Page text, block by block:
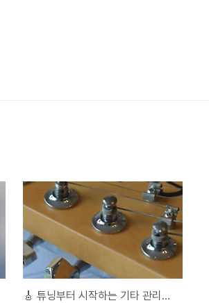
🎸 튜닝부터 시작하는 기타 관리와 완벽한 음정 유지 꿀팁 모음! 🎶